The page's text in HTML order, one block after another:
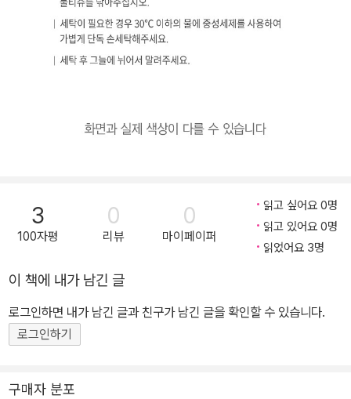
3
100자평
0
리뷰
0
마이페이퍼
읽고 싶어요 0명
읽고 있어요 0명
읽었어요 3명
이 책에 내가 남긴 글
로그인하면 내가 남긴 글과 친구가 남긴 글을 확인할 수 있습니다.
로그인하기
구매자 분포